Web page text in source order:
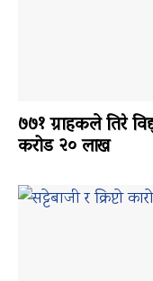
७७१ ग्राहकले तिरे
करोड २० लाख